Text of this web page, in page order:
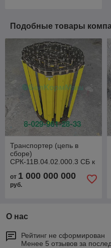
Подобные товары
Транспортер (цепь в
сборе)
СРК-11В.04.02.000.3 СБ к
"Хозяин"
от 1 000 000 000
руб.
О нас
Рейтинг не сформирован
Менее 5 отзывов за